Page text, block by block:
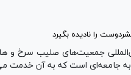
جمعیت‌های صلیب سرخ و
به جامعه‌ای است که به آن خدمت